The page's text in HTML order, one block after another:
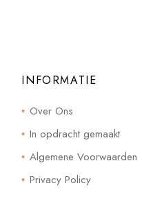
INFORMATIE
Over Ons
In opdracht gemaakt
Algemene Voorwaarden
Privacy Policy